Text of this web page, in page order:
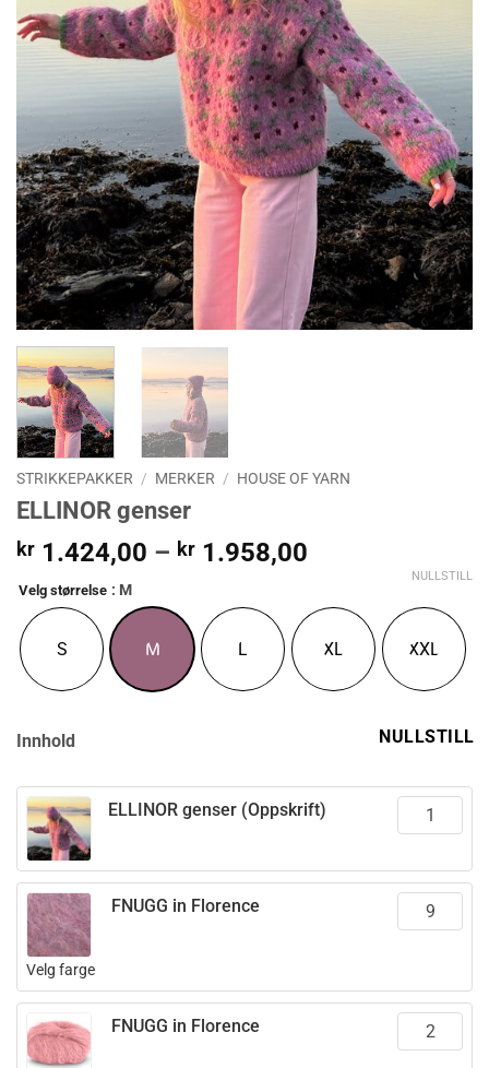
STRIKKEPAKKER / MERKER / HOUSE OF YARN
ELLINOR genser
kr 1.424,00 – kr 1.958,00
kr 1.424,00
til
kr 1.958,00
Velg størrelse : M
S M L XL XXL
NULLSTILL
Innhold NULLSTILL
ELLINOR genser (Oppskrift)
Velg farge
FNUGG in Florence
FNUGG in Florence